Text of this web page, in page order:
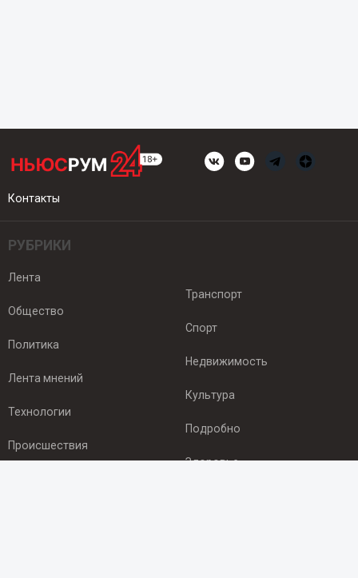
Контакты
РУБРИКИ
Лента
Общество
Политика
Лента мнений
Технологии
Происшествия
Транспорт
Спорт
Недвижимость
Культура
Подробно
Здоровье